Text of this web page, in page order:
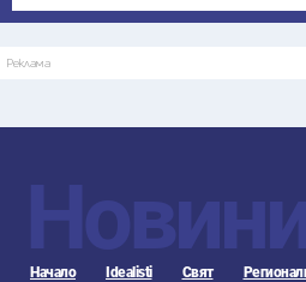
Реклама
Начало Idealisti Свят